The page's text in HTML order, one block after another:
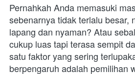
Pernahkah Anda memasuki
sebenarnya tidak terlalu besar,
lapang dan nyaman? Atau
cukup luas tapi terasa sempit
satu faktor yang sering
berpengaruh adalah pemilihan